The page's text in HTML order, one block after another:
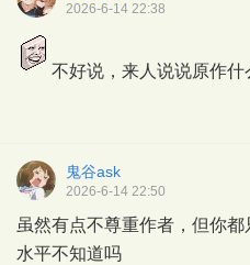
2026-6-14 22:38
不好说，来人说说原作什
鬼谷ask
2026-6-14 22:50
虽然有点不尊重作者，但你
水平不知道吗